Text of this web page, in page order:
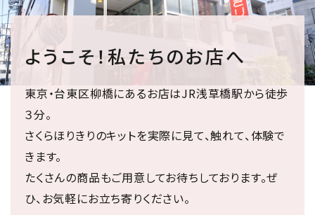
ようこそ！私たちのお店へ
東京・台東区柳橋にあるお店はJR浅草橋駅から徒歩
３分。
さくらほりきりのキットを実際に見て、触れて、体験で
きます。
たくさんの商品もご用意してお待ちしております。ぜ
ひ、お気軽にお立ち寄りください。